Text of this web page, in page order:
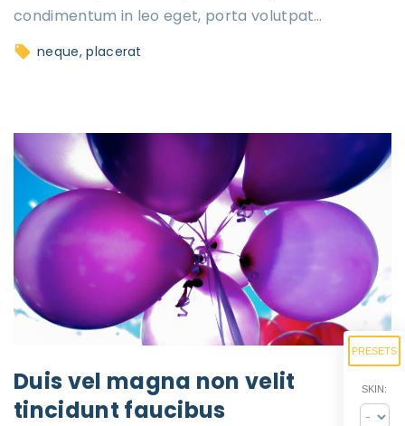
condimentum in leo eget, porta volutpat…
neque placerat
Duis vel magna non velit
tincidunt faucibus
PRESETS
SKIN: